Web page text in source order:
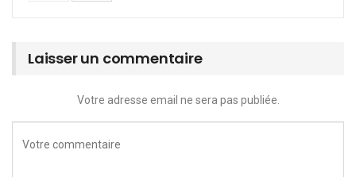
Laisser un commentaire
Votre adresse email ne sera pas publiée.